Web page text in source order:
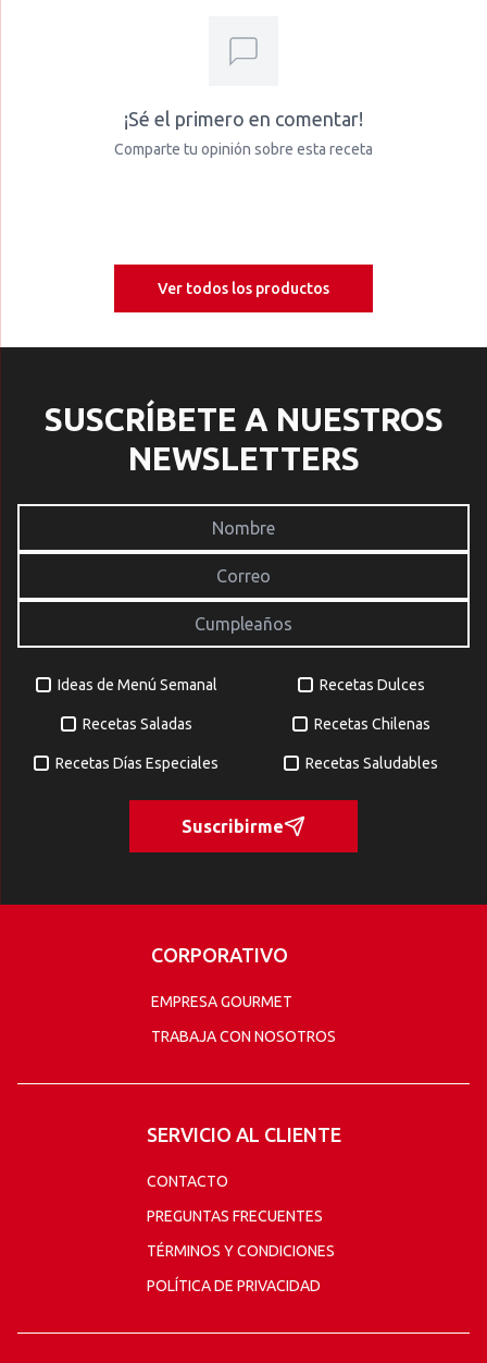
¡Sé el primero en comentar!
Comparte tu opinión sobre esta receta
Ver todos los productos
SUSCRÍBETE A NUESTROS
NEWSLETTERS
Ideas de Menú Semanal Recetas Dulces
Recetas Saladas Recetas Chilenas
Recetas Días Especiales Recetas Saludables
Suscribirme
CORPORATIVO
EMPRESA GOURMET
TRABAJA CON NOSOTROS
SERVICIO AL CLIENTE
CONTACTO
PREGUNTAS FRECUENTES
TÉRMINOS Y CONDICIONES
POLÍTICA DE PRIVACIDAD